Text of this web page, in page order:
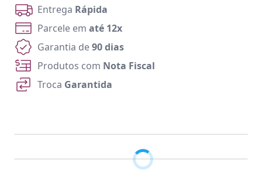
Entrega Rápida
Parcele em até 12x
Garantia de90 dias
Produtos com Nota Fiscal
Troca Garantida